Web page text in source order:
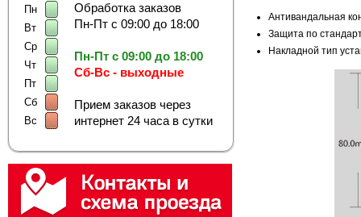
Пн
Вт
Ср
Чт
Пт
Сб
Вс
Обработка заказов
Пн-Пт с 09:00 до 18:00
Пн-Пт с 09:00 до 18:00
Сб-Вс - выходные
Прием заказов через
интернет 24 часа в сутки
Антивандальная
Защита по
Накладной тип